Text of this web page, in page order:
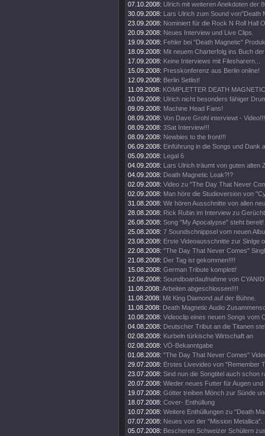
07.10.2008: Ulrich mit weiteren Anekdoten der
30.09.2008: Lars Ulrich zum Sound von"Death
23.09.2008: Nominiert für die Rock N Roll Hall
20.09.2008: Neues Interview und Live Clips.
19.09.2008: Fehler bei "Death Magnetic"
18.09.2008: Mit neuem Charterfolg ins Buch
17.09.2008: Keine Interviews mit Filesharern...
15.09.2008: Presskonferenz aus Berlin online!
12.09.2008: Berlin Setlist!
11.09.2008: KOMPLETTER DEATH
10.09.2008: Ulrich nicht besonders fähiger
09.09.2008: Machine Head Fans!
08.09.2008: Von Dave Grohl interviewt - Video!!!
08.09.2008: 3Sat Interview!!!
08.09.2008: Newbies to the front!!!
06.09.2008: Einführung in die Songs und Dank
05.09.2008: Legal 6
04.09.2008: Lars Ulrich träumt von guten alten
04.09.2008: Death Magnetic Leak?!?
02.09.2008: Video zu "The Day That Never
02.09.2008: Man höre die Studioversion von
31.08.2008: Wir hören Ausschnitte von allen
28.08.2008: Rick Rubin im Interview zu
26.08.2008: Song "My Apocalypse" steht bereit!
25.08.2008: 7 Soundschnippsel vom neuen
23.08.2008: Erste Videoausschnitte zur Sinlge
22.08.2008: "The Day That Never Comes"
21.08.2008: Der Tag ist gekommen!!!!
15.08.2008: German Tribute komplett!
12.08.2008: Soundboardaufnahme von
11.08.2008: Arbeiten abgeschlossen!!!!
11.08.2008: Mit King Diamond auf der Bühne.
11.08.2008: Death Magnetic Audio
10.08.2008: Videoclip eines neuen Songs vom
04.08.2008: Deutscher Tribut an die Titanen
02.08.2008: Kurbeln türkische Wirtschaft an
02.08.2008: VÖ-Bekanntgabe
01.08.2008: "The Day That Never Comes"
29.07.2008: Erstes Livevideo von "Remember
23.07.2008: Sind nun die Songtitel auch schon
20.07.2008: Wieder neues Futter für Augen
19.07.2008: Götter treiben Mönch zur Sünde
18.07.2008: Cover- Enthüllung
10.07.2008: Weitere Enthüllungen zu "Death
07.07.2008: Neues von der "Mission Metallica".
05.07.2008: Bescheren Schweizer Schülern